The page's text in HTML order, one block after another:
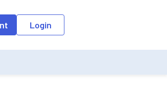
suggestion list will be updated as per the
Login